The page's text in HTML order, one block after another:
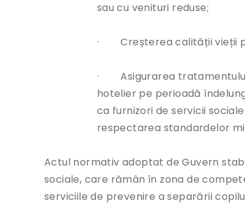
sau cu venituri reduse;
· Creșterea calității vieții
· Asigurarea tratamentului
hotelier pe perioadă
ca furnizori de servicii
respectarea standardelor
Actul normativ adoptat de Guvern
sociale, care rămân în zona de
serviciile de prevenire a separării